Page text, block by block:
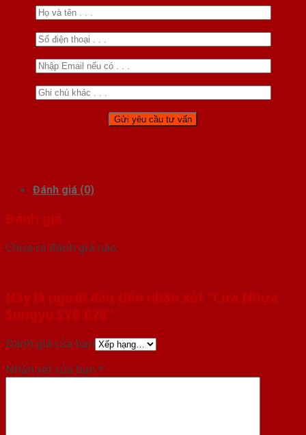
Đánh giá (0)
Đánh giá
Chưa có đánh giá nào.
Hãy là người đầu tiên nhận xét “Cửa Nhựa
Sungyu SYB 670”
Đánh giá của bạn
Nhận xét của bạn *